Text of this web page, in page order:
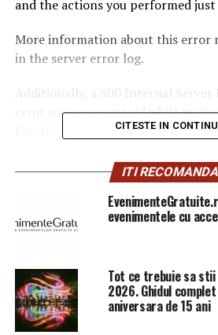
and the actions you performed
More information about this error
in the server error log.
Additionally, a 500 Internal Server
error was encountered while
ErrorDocument to handle the
ARTICOLE PE ACEIASI TEMA: PRIMA
Omul care a băgat spaima în
Sibiul de AZI
Lovitură CRUNTĂ pentru cei care
"Motorina, moartea întruchipată,
de vieţi!" Germania dă tonul unui
PRECEDENT! | Sibiul de AZI
CITESTE IN
ITI
evenimentele cu
Tot ce trebuie sa stii
2026. Ghidul
aniversara de 15 ani